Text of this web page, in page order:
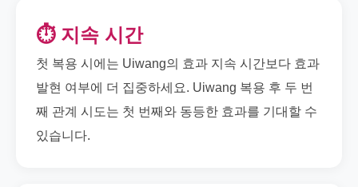
⏱️ 지속 시간
첫 복용 시에는 Uiwang의 효과 지속 시간보다 효과
발현 여부에 더 집중하세요. Uiwang 복용 후 두 번
째 관계 시도는 첫 번째와 동등한 효과를 기대할 수
있습니다.